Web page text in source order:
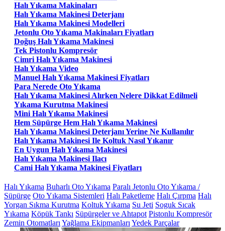
Halı Yıkama Makinaları
Halı Yıkama Makinesi Deterjanı
Halı Yıkama Makinesi Modelleri
Jetonlu Oto Yıkama Makinaları Fiyatları
Doğuş Halı Yıkama Makinesi
Tek Pistonlu Kompresör
Cimri Halı Yıkama Makinesi
Halı Yıkama Video
Manuel Halı Yıkama Makinesi Fiyatları
Para Nerede Oto Yıkama
Halı Yıkama Makinesi Alırken Nelere Dikkat Edilmeli
Yıkama Kurutma Makinesi
Mini Halı Yıkama Makinesi
Hem Süpürge Hem Halı Yıkama Makinesi
Halı Yıkama Makinesi Deterjanı Yerine Ne Kullanılır
Halı Yıkama Makinesi Ile Koltuk Nasıl Yıkanır
En Uygun Halı Yıkama Makinesi
Halı Yıkama Makinesi Ilacı
Cami Halı Yıkama Makinesi Fiyatları
Halı Yıkama Buharlı Oto Yıkama Paralı Jetonlu Oto Yıkama /
Süpürge Oto Yıkama Sistemleri Halı Paketleme Halı Çırpma Halı
Yorgan Sıkma Kurutma Koltuk Yıkama Su Jeti Soguk Sıcak
Yıkama Köpük Tankı Süpürgeler ve Ahtapot Pistonlu Kompresör
Zemin Otomatları Yağlama Ekipmanları Yedek Parçalar